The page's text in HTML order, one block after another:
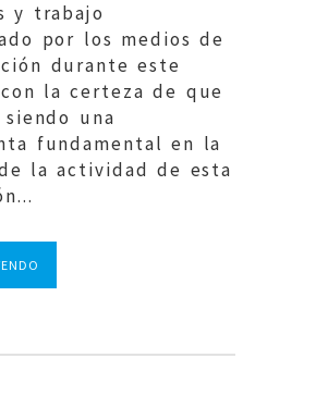
y trabajo
por los medios de
durante este
la certeza de que
una
fundamental en la
la actividad de esta